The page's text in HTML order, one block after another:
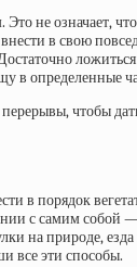
Это не означает,
в свою
в определенные
чтобы
в порядок
с самим собой
на природе,
все эти способы.